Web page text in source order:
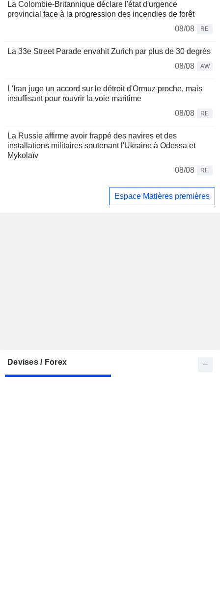
La Colombie-Britannique déclare l'état d'urgence
provincial face à la progression des incendies de forêt
08/08
RE
La 33e Street Parade envahit Zurich par plus de 30 degrés
08/08
AW
L'Iran juge un accord sur le détroit d'Ormuz proche, mais
insuffisant pour rouvrir la voie maritime
08/08
RE
La Russie affirme avoir frappé des navires et des
installations militaires soutenant l'Ukraine à Odessa et
Mykolaïv
08/08
RE
Espace Matières premières
Devises / Forex